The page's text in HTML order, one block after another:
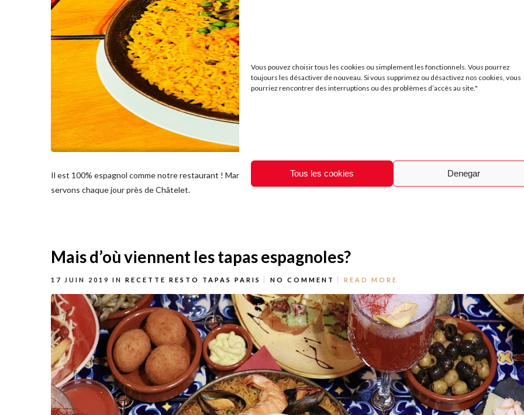
Vous pouvez choisir tous les cookies ou simplement les fonctionnels. Vous pourrez
toujours les désactiver de nouveau. Si vous supprimez ou désactivez nos cookies, vous
pourriez rencontrer des interruptions ou des problèmes d’accès au site."
Tous les cookies Denegar
Il est 100% espagnol comme notre restaurant ! Mario, notre cuisiner vous dévoile les secrets de l’authentique paella que nous
servons chaque jour près de Châtelet.
Mais d’où viennent les tapas espagnoles?
17 JUIN 2019 IN RECETTE RESTO TAPAS PARIS NO COMMENT READ MORE